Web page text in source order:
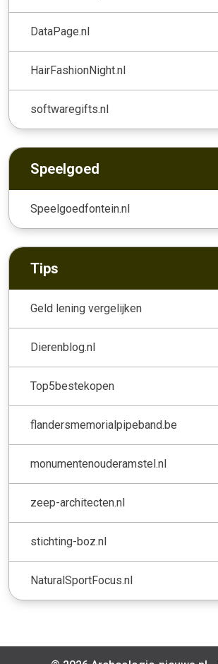
DataPage.nl
HairFashionNight.nl
softwaregifts.nl
Speelgoed
Speelgoedfontein.nl
Tips
Geld lening vergelijken
Dierenblog.nl
Top5bestekopen
flandersmemorialpipeband.be
monumentenouderamstel.nl
zeep-architecten.nl
stichting-boz.nl
NaturalSportFocus.nl